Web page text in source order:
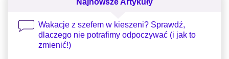
Najnowsze Artykuły
Wakacje z szefem w kieszeni? Sprawdź,
dlaczego nie potrafimy odpoczywać (i jak to
zmienić!)